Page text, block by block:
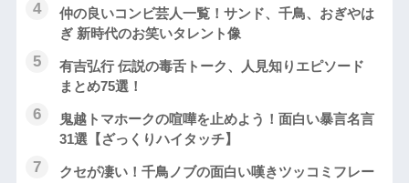
仲の良いコンビ芸人一覧！サンド、千鳥、おぎやは
ぎ 新時代のお笑いタレント像
有吉弘行 伝説の毒舌トーク、人見知りエピソード
まとめ75選！
鬼越トマホークの喧嘩を止めよう！面白い暴言名言
31選【ざっくりハイタッチ】
クセが凄い！千鳥ノブの面白い嘆きツッコミフレー